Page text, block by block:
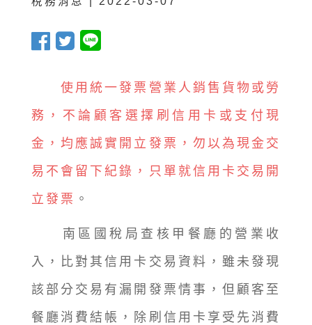
使用統一發票營業人銷售貨物或勞
務，不論顧客選擇刷信用卡或支付現
金，均應誠實開立發票，勿以為現金交
易不會留下紀錄，只單就信用卡交易開
立發票 。
南區國稅局查核甲餐廳的營業收
入，比對其信用卡交易資料，雖未發現
該部分交易有漏開發票情事，但顧客至
餐廳消費結帳，除刷信用卡享受先消費